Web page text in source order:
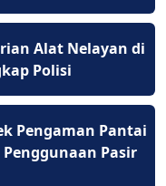
Alat Nelayan di
Polisi
Pengaman Pantai
Pasir